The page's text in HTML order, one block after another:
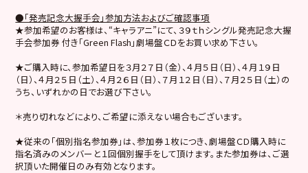
●「発売記念大握手会」参加方法およびご確認事項
★参加希望のお客様は、“キャラアニ”にて、３９ｔｈシングル発売記念大握
手会参加券 付き「Green Flash」劇場盤ＣＤをお買い求め下さい。
★ご購入時に、参加希望日を３月２７日（金）、４月５日（日）、４月１９日
（日）、４月２５日（土）、４月２６日（日）、７月１２日（日）、７月２５日（土）の
うち、いずれかの日でお選び下さい。
＊売り切れなどにより、ご希望に添えない場合もございます。
★従来の「個別指名参加券」は、参加券１枚につき、劇場盤ＣＤ購入時に
指名済みのメンバーと１回個別握手をして頂けます。また参加券は、ご選
択頂いた開催日のみ有効となります。